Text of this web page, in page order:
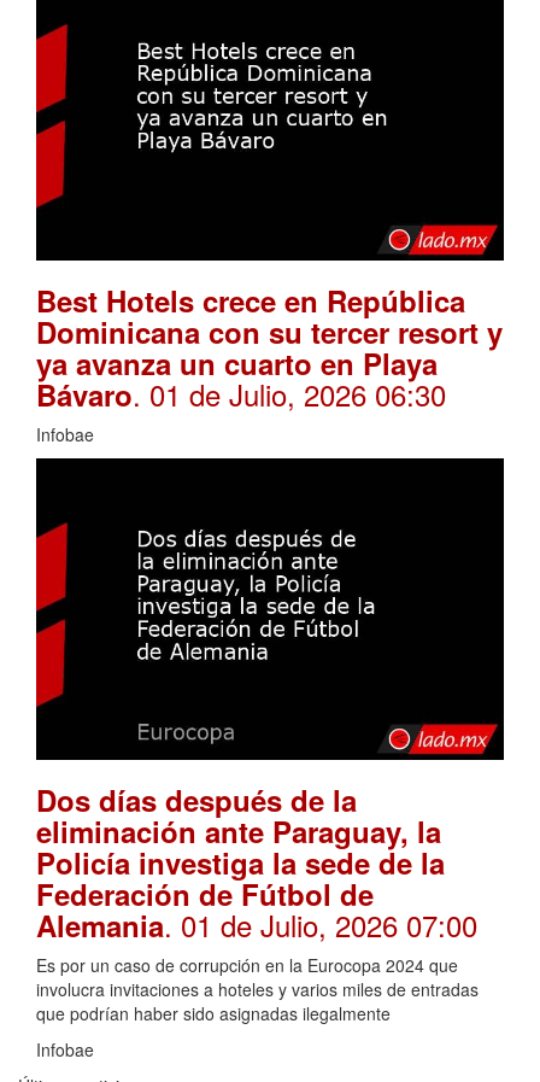
Best Hotels crece en República
Dominicana con su tercer resort y
ya avanza un cuarto en Playa
Bávaro. 01 de Julio, 2026 06:30
Infobae
Dos días después de la
eliminación ante Paraguay, la
Policía investiga la sede de la
Federación de Fútbol de
Alemania. 01 de Julio, 2026 07:00
Es por un caso de corrupción en la Eurocopa 2024 que
involucra invitaciones a hoteles y varios miles de entradas
que podrían haber sido asignadas ilegalmente
Infobae